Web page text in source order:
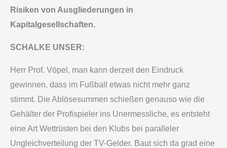
Risiken von Ausgliederungen in
Kapitalgesellschaften.
SCHALKE UNSER:
Herr Prof. Vöpel, man kann derzeit den Eindruck
gewinnen, dass im Fußball etwas nicht mehr ganz
stimmt. Die Ablösesummen schießen genauso wie die
Gehälter der Profispieler ins Unermessliche, es entsteht
eine Art Wettrüsten bei den Klubs bei paralleler
Ungleichverteilung der TV-Gelder. Baut sich da grad eine